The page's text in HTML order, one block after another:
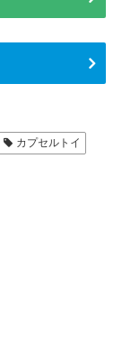
カプセルトイ